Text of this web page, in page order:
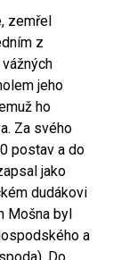
zemřel
z
jeho
ho
Za svého
postav a do
jako
dudákovi
Mošna byl
a